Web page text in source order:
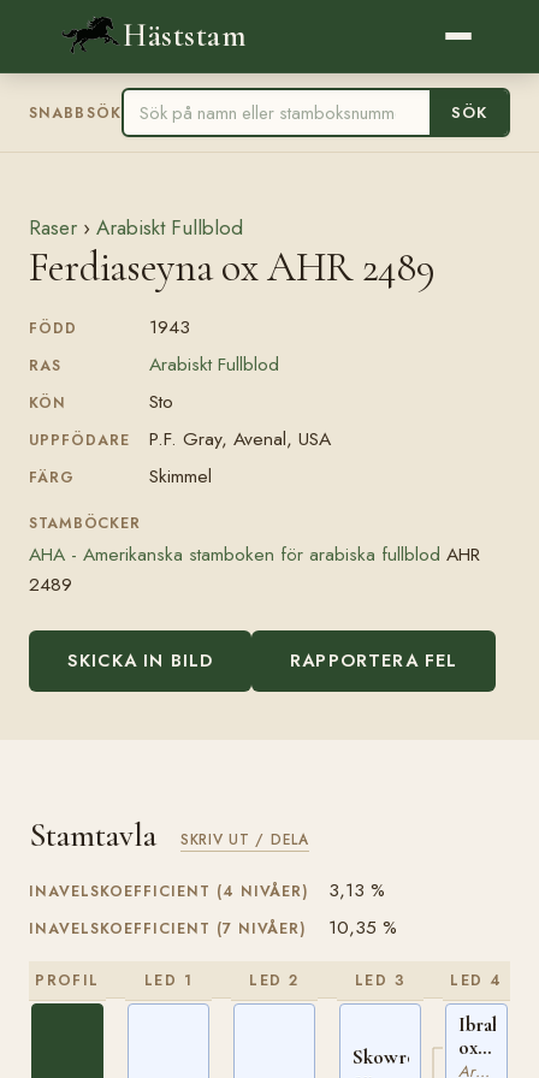
Häststam
SNABBSÖK SÖK
Raser › Arabiskt Fullblod
Ferdiaseyna ox AHR 2489
FÖDD 1943
RAS Arabiskt Fullblod
KÖN Sto
UPPFÖDARE P.F. Gray, Avenal, USA
FÄRG Skimmel
STAMBÖCKER
AHA - Amerikanska stamboken för arabiska fullblod AHR
2489
SKICKA IN BILD RAPPORTERA FEL
Stamtavla SKRIV UT / DELA
INAVELSKOEFFICIENT (4 NIVÅER) 3,13 %
INAVELSKOEFFICIENT (7 NIVÅER) 10,35 %
PROFIL LED 1 LED 2 LED 3
Skowronek
LED 4
Ibrahim
ox
PASB
Arabiskt Fullblod